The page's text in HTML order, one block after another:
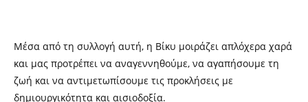
Μέσα από τη συλλογή αυτή, η Βίκυ μοιράζει απλόχερα χαρά
και μας προτρέπει να αναγεννηθούμε, να αγαπήσουμε τη
ζωή και να αντιμετωπίσουμε τις προκλήσεις με
δημιουργικότητα και αισιοδοξία.